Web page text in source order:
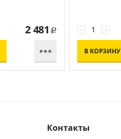
2 481 Р

+
−
В КОРЗИНУ
Контакты